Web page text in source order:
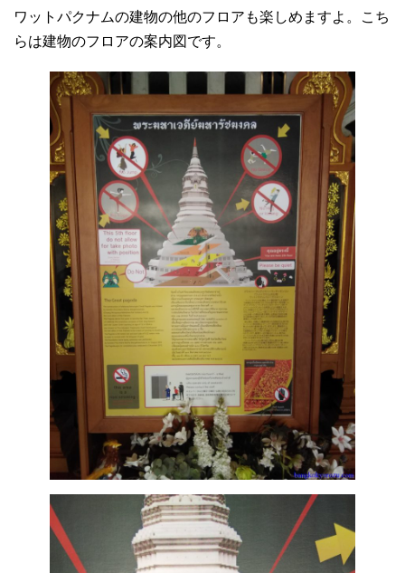
ワットパクナムの建物の他のフロアも楽しめますよ。こち
らは建物のフロアの案内図です。